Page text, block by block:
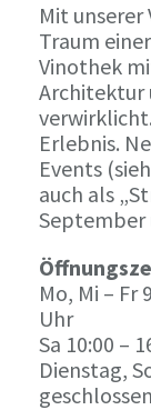
Mit
Traum
Vinothek
Architektur
Erlebnis.
Events
auch als
September
Mo, Mi – Fr
Uhr
Sa 10:00 –
Dienstag,
geschlossen